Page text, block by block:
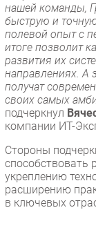
нашей команды,
быструю и
полевой опыт с
итоге позволит
развития их
направлениях. А
получат
своих самых
подчеркнул
компании ИТ-
Стороны
способствовать
укреплению
расширению
в ключевых